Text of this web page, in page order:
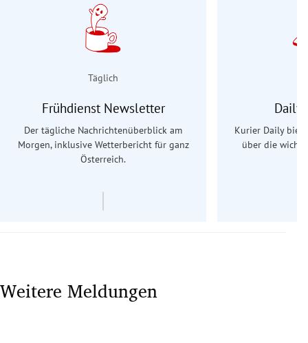
Täglich
Frühdienst Newsletter
Der tägliche Nachrichtenüberblick am
Morgen, inklusive Wetterbericht für ganz
Österreich.
Daily
Kurier Daily
über die
Weitere Meldungen